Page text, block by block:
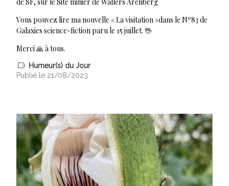
Vous pouvez lire ma nouvelle « La visitation »dans le Nº83 de
Galaxies science-fiction paru le 15 juillet. 🖖
Merci 🙏 à tous.
Humeur(s) du Jour
Publié le 21/08/2023